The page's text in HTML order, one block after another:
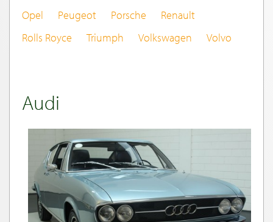
Opel
Peugeot Porsche
Renault
Rolls Royce
Triumph Volkswagen Volvo
Audi